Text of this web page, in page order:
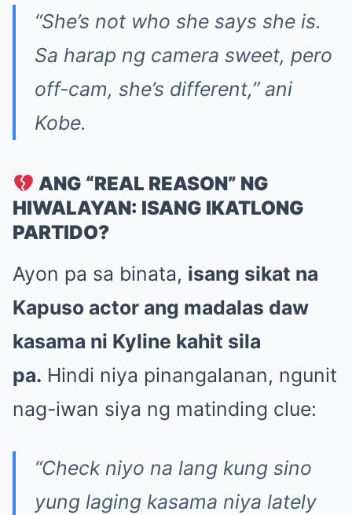
“She’s not who she says she is.
Sa harap ng camera sweet, pero
off-cam, she’s different,”ani
Kobe.
ANG “REAL REASON” NG
HIWALAYAN: ISANG IKATLONG
PARTIDO?
Ayon pa sa binata, isang sikat na
Kapuso actor ang madalas daw
kasama ni Kyline kahit sila
pa. Hindi niya pinangalanan, ngunit
nag-iwan siya ng matinding clue:
“Check niyo na lang kung sino
yung laging kasama niya lately